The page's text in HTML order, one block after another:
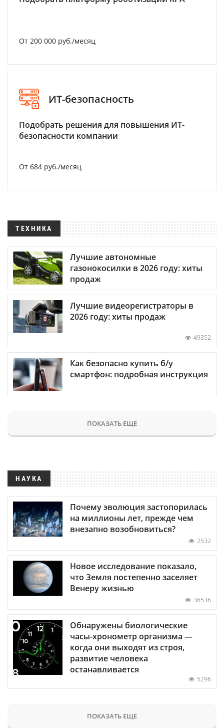
От 200 000 руб./месяц
ИТ-безопасность
Подобрать решения для повышения ИТ-
безопасности компании
От 684 руб./месяц
ТЕХНИКА
Лучшие автономные
газонокосилки в 2026 году: хиты
продаж
Лучшие видеорегистраторы в
2026 году: хиты продаж
49352
Как безопасно купить б/у
смартфон: подробная инструкция
ПОКАЗАТЬ ЕЩЕ
НАУКА
Почему эволюция застопорилась
на миллионы лет, прежде чем
внезапно возобновиться?
2532
Новое исследование показало,
что Земля постепенно заселяет
Венеру жизнью
36536
Обнаружены биологические
часы-хронометр организма —
когда они выходят из строя,
развитие человека
останавливается
5296
ПОКАЗАТЬ ЕЩЕ